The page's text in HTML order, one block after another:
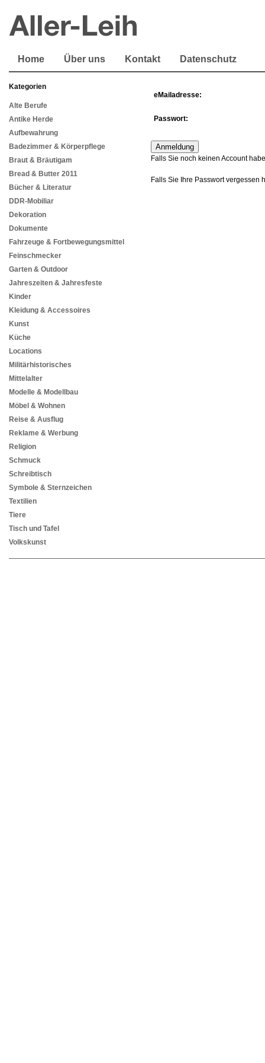
Home Über uns Kontakt Datenschutz
Kategorien
Alte Berufe
Antike Herde
Aufbewahrung
Badezimmer & Körperpflege
Braut & Bräutigam
Bread & Butter 2011
Bücher & Literatur
DDR-Mobiliar
Dekoration
Dokumente
Fahrzeuge & Fortbewegungsmittel
Feinschmecker
Garten & Outdoor
Jahreszeiten & Jahresfeste
Kinder
Kleidung & Accessoires
Kunst
Küche
Locations
Militärhistorisches
Mittelalter
Modelle & Modellbau
Möbel & Wohnen
Reise & Ausflug
Reklame & Werbung
Religion
Schmuck
Schreibtisch
Symbole & Sternzeichen
Textilien
Tiere
Tisch und Tafel
Volkskunst
eMailadresse:
Passwort:
Falls Sie noch keinen Account
Falls Sie Ihre Passwort vergessen